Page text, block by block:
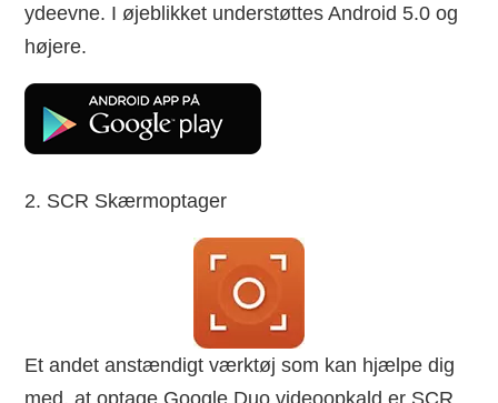
ydeevne. I øjeblikket understøttes Android 5.0 og
højere.
2. SCR Skærmoptager
Et andet anstændigt værktøj som kan hjælpe dig
med, at optage Google Duo videoopkald er SCR